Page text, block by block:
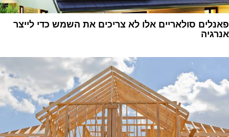
פאנלים סולאריים אלו לא צריכים את השמש כדי לייצר
אנרגיה